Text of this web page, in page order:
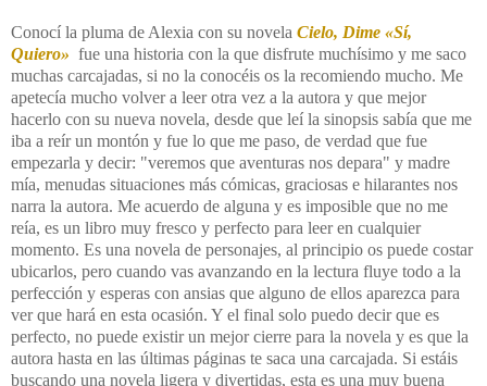
Conocí la pluma de Alexia con su novela Cielo, Dime «Sí,
Quiero» fue una historia con la que disfrute muchísimo y me saco
muchas carcajadas, si no la conocéis os la recomiendo mucho. Me
apetecía mucho volver a leer otra vez a la autora y que mejor
hacerlo con su nueva novela, desde que leí la sinopsis sabía que me
iba a reír un montón y fue lo que me paso, de verdad que fue
empezarla y decir: "veremos que aventuras nos depara" y madre
mía, menudas situaciones más cómicas, graciosas e hilarantes nos
narra la autora. Me acuerdo de alguna y es imposible que no me
reía, es un libro muy fresco y perfecto para leer en cualquier
momento. Es una novela de personajes, al principio os puede costar
ubicarlos, pero cuando vas avanzando en la lectura fluye todo a la
perfección y esperas con ansias que alguno de ellos aparezca para
ver que hará en esta ocasión. Y el final solo puedo decir que es
perfecto, no puede existir un mejor cierre para la novela y es que la
autora hasta en las últimas páginas te saca una carcajada. Si estáis
buscando una novela ligera y divertidas, esta es una muy buena